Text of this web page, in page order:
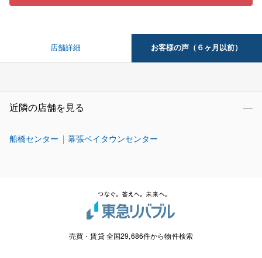
店舗詳細 お客様の声（６ヶ月以前）
近隣の店舗を見る
船橋センター 幕張ベイタウンセンター
売買・賃貸 全国29,686件から物件検索